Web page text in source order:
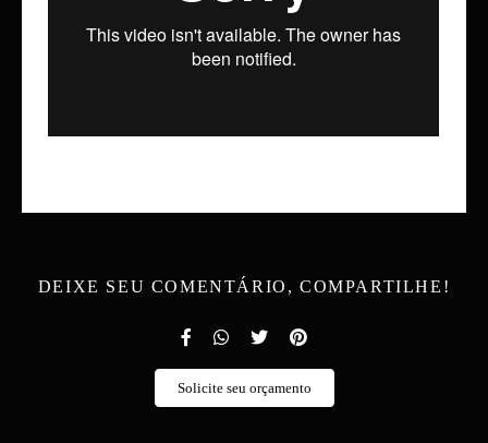
DEIXE SEU COMENTÁRIO, COMPARTILHE!
Solicite seu orçamento